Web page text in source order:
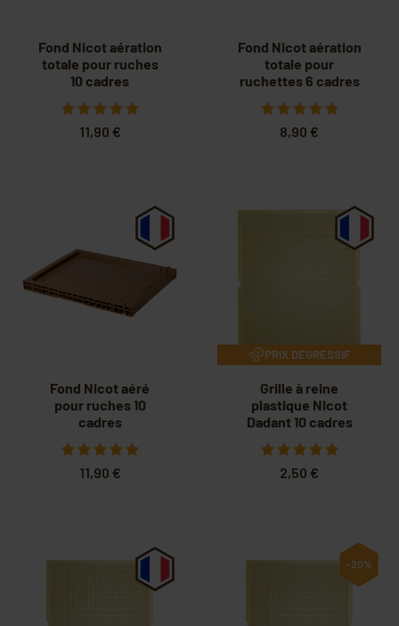
Fond Nicot aération
totale pour ruches
10 cadres
11,90 €
Fond Nicot aération
totale pour
ruchettes 6 cadres
8,90 €
Fond Nicot aéré
pour ruches 10
cadres
11,90 €
PRIX DEGRESSIF
Grille à reine
plastique Nicot
Dadant 10 cadres
2,50 €
-20%